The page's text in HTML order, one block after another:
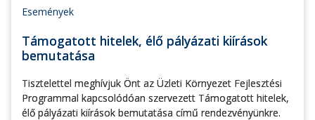
Események
Támogatott hitelek, élő pályázati kiírások
bemutatása
Tisztelettel meghívjuk Önt az Üzleti Környezet Fejlesztési
Programmal kapcsolódóan szervezett Támogatott hitelek,
élő pályázati kiírások bemutatása című rendezvényünkre.